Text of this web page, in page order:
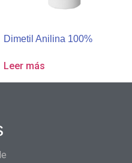
Dimetil Anilina 100%
Leer más